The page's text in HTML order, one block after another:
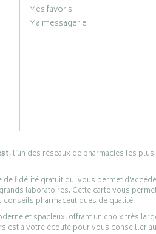
Mes favoris
Ma messagerie
, l’un des réseaux de pharmacies les
de fidélité gratuit qui vous permet
laboratoires. Cette carte vous
pharmaceutiques de qualité.
et spacieux, offrant un choix très
à votre écoute pour vous conseiller